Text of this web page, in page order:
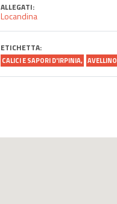
ALLEGATI:
Locandina
ETICHETTA:
CALICI E SAPORI D'IRPINIA, AVELLINO